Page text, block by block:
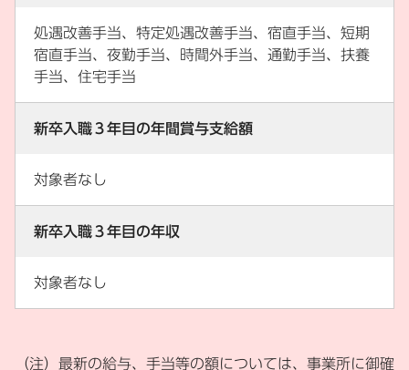
処遇改善手当、特定処遇改善手当、宿直手当、短期
宿直手当、夜勤手当、時間外手当、通勤手当、扶養
手当、住宅手当
新卒入職３年目の年間賞与支給額
対象者なし
新卒入職３年目の年収
対象者なし
（注）最新の給与、手当等の額については、事業所に御確